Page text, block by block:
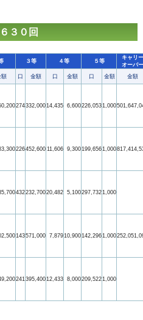
３０回
３等 ４等 ５等
キャリー
オーバー
額 口 金額 口 金額 口 金額
金額
274332,00014,435 6,600226,0531,000
226452,600 11,606 9,300199,6561,000
432232,70020,482 5,100297,7321,000
143571,000 7,87910,900142,2961,000
241395,40012,433 8,000209,5221,000